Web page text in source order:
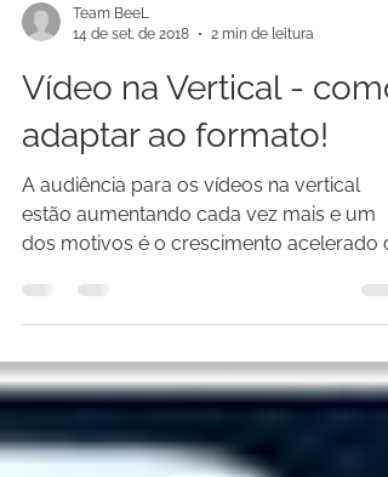
Team BeeL
14 de set. de 2018
2 min de leitura
Vídeo na Vertical - como
adaptar ao formato!
A audiência para os vídeos na vertical
estão aumentando cada vez mais e um